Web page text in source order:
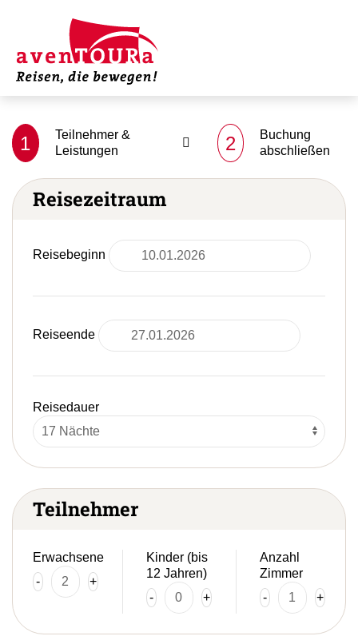
1
Teilnehmer &
Leistungen
2
Buchung
abschließen
Reisezeitraum
Reisebeginn
Reiseende
Reisedauer
Teilnehmer
Erwachsene
-
+
Kinder (bis
12 Jahren)
-
+
Anzahl
Zimmer
-
+